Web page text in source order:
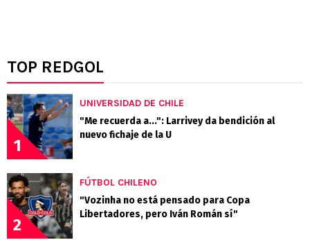
TOP REDGOL
1
UNIVERSIDAD DE CHILE
"Me recuerda a...": Larrivey da bendición al
nuevo fichaje de la U
2
FÚTBOL CHILENO
"Vozinha no está pensado para Copa
Libertadores, pero Iván Román sí"